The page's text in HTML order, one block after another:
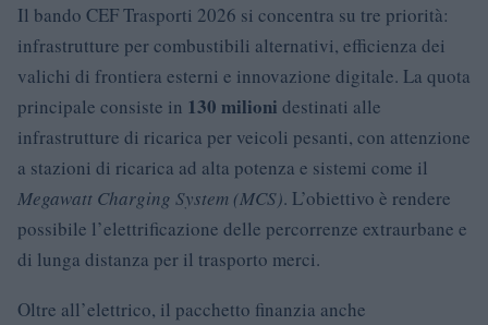
Il bando CEF Trasporti 2026 si concentra su tre priorità:
infrastrutture per combustibili alternativi, efficienza dei
valichi di frontiera esterni e innovazione digitale. La quota
principale consiste in 130 milioni destinati alle
infrastrutture di ricarica per veicoli pesanti, con attenzione
a stazioni di ricarica ad alta potenza e sistemi come il
Megawatt Charging System (MCS). L’obiettivo è rendere
possibile l’elettrificazione delle percorrenze extraurbane e
di lunga distanza per il trasporto merci.
Oltre all’elettrico, il pacchetto finanzia anche